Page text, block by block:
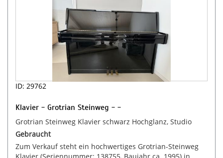
ID: 29762
Klavier - Grotrian Steinweg - -
Grotrian Steinweg Klavier schwarz Hochglanz, Studio
Gebraucht
Zum Verkauf steht ein hochwertiges Grotrian-Steinweg